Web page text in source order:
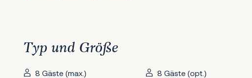
Typ und Größe
8 Gäste (max.)
8 Gäste (opt.)